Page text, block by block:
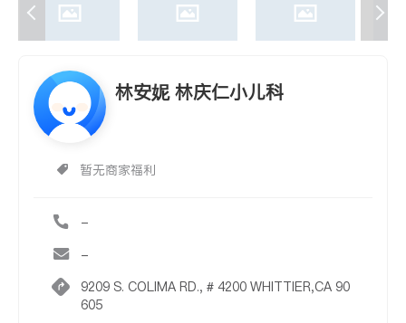
林安妮 林庆仁小儿科
暂无商家福利
-
-
9209 S. COLIMA RD., # 4200 WHITTIER,CA 90
605